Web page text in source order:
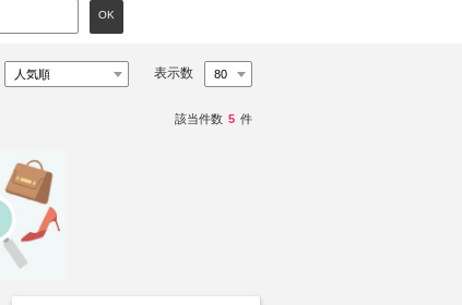
OK
表示数
該当件数 5 件